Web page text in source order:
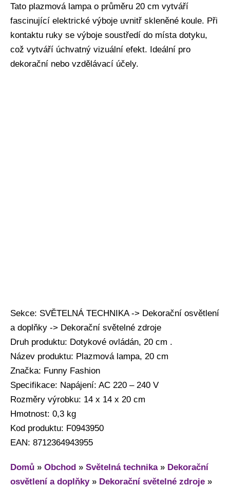
Tato plazmová lampa o průměru 20 cm vytváří
fascinující elektrické výboje uvnitř skleněné koule. Při
kontaktu ruky se výboje soustředí do místa dotyku,
což vytváří úchvatný vizuální efekt. Ideální pro
dekorační nebo vzdělávací účely.​
Sekce: SVĚTELNÁ TECHNIKA -> Dekorační osvětlení
a doplňky -> Dekorační světelné zdroje
Druh produktu: Dotykové ovládán, 20 cm .
Název produktu: Plazmová lampa, 20 cm
Značka: Funny Fashion
Specifikace: Napájení: AC 220 – 240 V
Rozměry výrobku: 14 x 14 x 20 cm
Hmotnost: 0,3 kg
Kod produktu: F0943950
EAN: 8712364943955
Domů » Obchod » Světelná technika» Dekorační
osvětlení a doplňky» Dekorační světelné zdroje »